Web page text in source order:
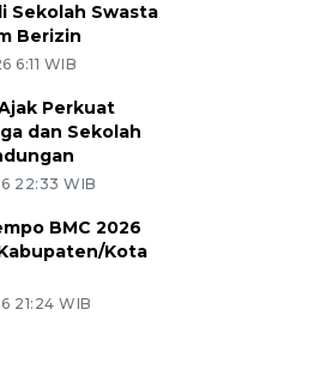
Sekolah Swasta
Berizin
6:11 WIB
Perkuat
dan Sekolah
22:33 WIB
BMC 2026
Kota
21:24 WIB